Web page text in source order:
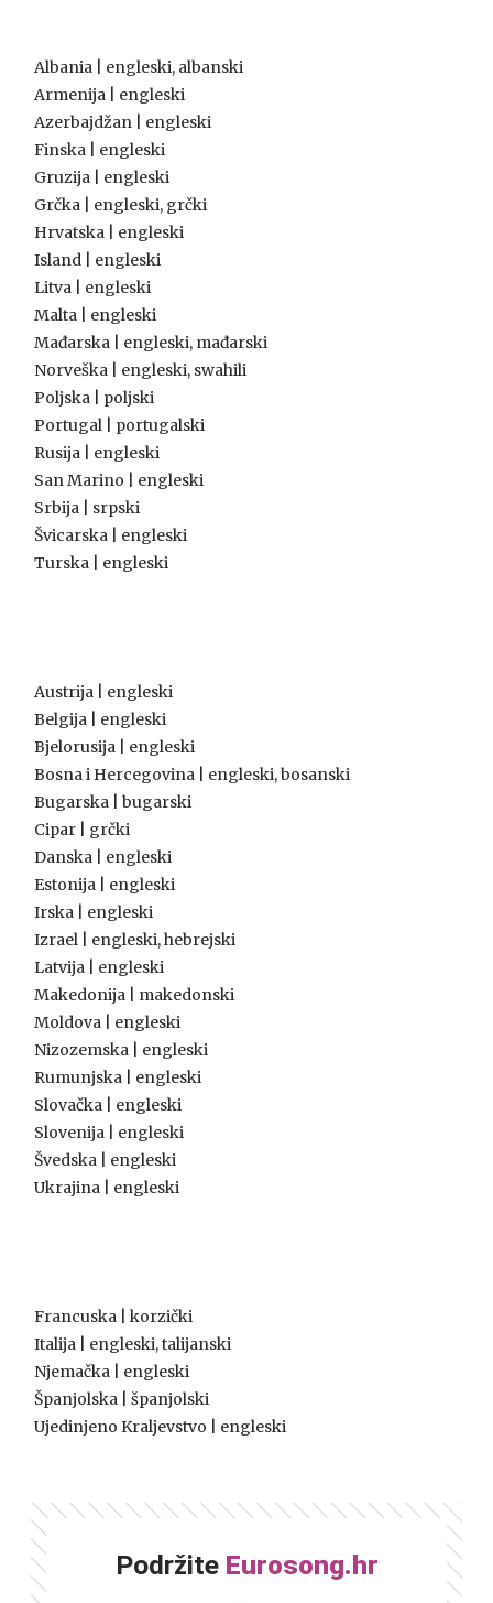
Albania | engleski, albanski
Armenija | engleski
Azerbajdžan | engleski
Finska | engleski
Gruzija | engleski
Grčka | engleski, grčki
Hrvatska | engleski
Island | engleski
Litva | engleski
Malta | engleski
Mađarska | engleski, mađarski
Norveška | engleski, swahili
Poljska | poljski
Portugal | portugalski
Rusija | engleski
San Marino | engleski
Srbija | srpski
Švicarska | engleski
Turska | engleski
Austrija | engleski
Belgija | engleski
Bjelorusija | engleski
Bosna i Hercegovina | engleski, bosanski
Bugarska | bugarski
Cipar | grčki
Danska | engleski
Estonija | engleski
Irska | engleski
Izrael | engleski, hebrejski
Latvija | engleski
Makedonija | makedonski
Moldova | engleski
Nizozemska | engleski
Rumunjska | engleski
Slovačka | engleski
Slovenija | engleski
Švedska | engleski
Ukrajina | engleski
Francuska | korzički
Italija | engleski, talijanski
Njemačka | engleski
Španjolska | španjolski
Ujedinjeno Kraljevstvo | engleski
Podržite Eurosong.hr